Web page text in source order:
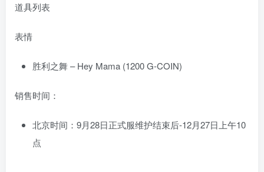
道具列表
表情
胜利之舞 – Hey Mama (1200 G-COIN)
销售时间：
北京时间：9月28日正式服维护结束后-12月27日上午10
点